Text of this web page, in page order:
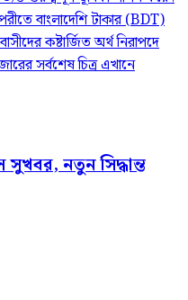
বাংলাদেশি টাকার (BDT)
কষ্টার্জিত অর্থ নিরাপদে
সর্বশেষ চিত্র এখানে
সুখবর, নতুন সিদ্ধান্ত